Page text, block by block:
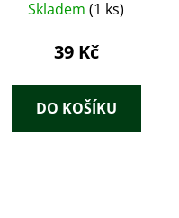
Skladem (1 ks)
39 Kč
DO KOŠÍKU